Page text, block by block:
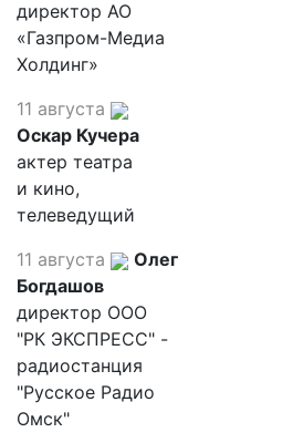
директор АО
«Газпром-Медиа
Холдинг»
11 августа
Оскар Кучера
актер театра
и кино,
телеведущий
11 августа
Олег
Богдашов
директор ООО
"РК ЭКСПРЕСС" -
радиостанция
"Русское Радио
Омск"